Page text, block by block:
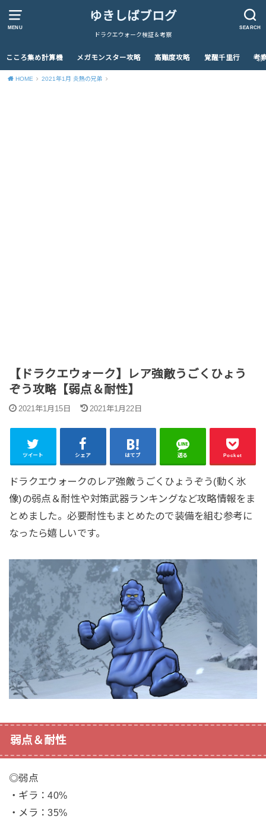
MENU SEARCH
ゆきしばブログ
ドラクエウォーク検証＆考察
こころ集め計算機 メガモンスター攻略 高難度攻略 覚醒千里行 考
HOME 2021年1月 炎熱の兄弟
【ドラクエウォーク】レア強敵うごくひょう
ぞう攻略【弱点＆耐性】
2021年1月15日 2021年1月22日
ツイート シェア はてブ 送る Pocket
ドラクエウォークのレア強敵うごくひょうぞう(動く氷
像)の弱点＆耐性や対策武器ランキングなど攻略情報をま
とめました。必要耐性もまとめたので装備を組む参考に
なったら嬉しいです。
弱点＆耐性
◎弱点
・ギラ：40%
・メラ：35%